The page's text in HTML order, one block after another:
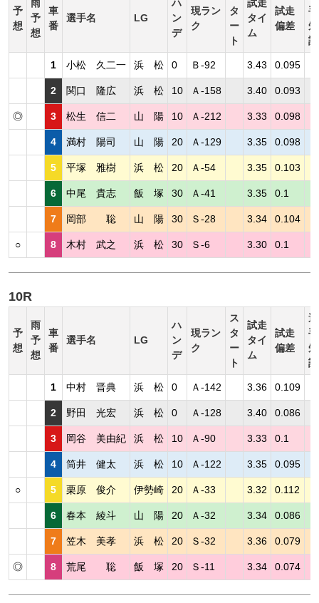
予
想
雨
予
想
車
番
選手名 LG
ハ
ン
デ
現ラン
ク
タ
ー
ト
試走
タイ
ム
試走
偏差
手
短
評
1 小松 久二一 浜 松 0 Ｂ-92 3.43 0.095
2 関口 隆広 浜 松 10 Ａ-158 3.40 0.093
◎ 3 松生 信二 山 陽 10 Ａ-212 3.33 0.098
4 満村 陽司 山 陽 20 Ａ-129 3.35 0.098
5 平塚 雅樹 浜 松 20 Ａ-54 3.35 0.103
6 中尾 貴志 飯 塚 30 Ａ-41 3.35 0.1
7 岡部 聡 山 陽 30 Ｓ-28 3.34 0.104
○ 8 木村 武之 浜 松 30 Ｓ-6 3.30 0.1
10R
予
想
雨
予
想
車
番
選手名 LG
ハ
ン
デ
現ラン
ク
ス
タ
ー
ト
試走
タイ
ム
試走
偏差
選
手
短
評
1 中村 晋典 浜 松 0 Ａ-142 3.36 0.109
2 野田 光宏 浜 松 0 Ａ-128 3.40 0.086
3 岡谷 美由紀 浜 松 10 Ａ-90 3.33 0.1
4 筒井 健太 浜 松 10 Ａ-122 3.35 0.095
○ 5 栗原 俊介 伊勢崎 20 Ａ-33 3.32 0.112
6 春本 綾斗 山 陽 20 Ａ-32 3.34 0.086
7 笠木 美孝 浜 松 20 Ｓ-32 3.36 0.079
◎ 8 荒尾 聡 飯 塚 20 Ｓ-11 3.34 0.074